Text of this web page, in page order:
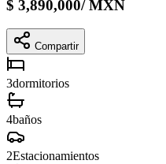
$ 3,890,000/MXN
Compartir
3dormitorios
4baños
2Estacionamientos